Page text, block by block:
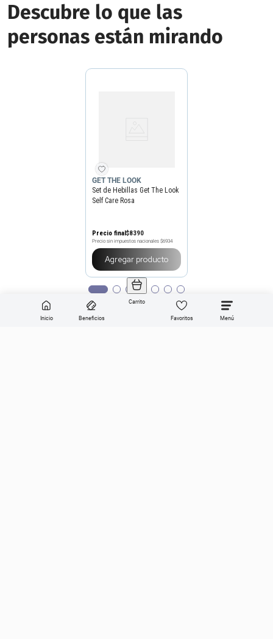
Inicio Beneficios
Carrito
Favoritos
Descubre lo que las
personas están mirando
GET THE LOOK
Set de Hebillas Get The Look
Self Care Rosa
Precio final$8390
Precio sin impuestos nacionales $6934
Agregar producto